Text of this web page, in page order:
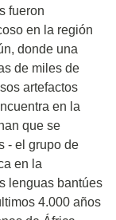
fueron
en la región
donde una
de miles de
artefactos
en la
que se
- el grupo de
en la
lenguas bantúes
4.000 años